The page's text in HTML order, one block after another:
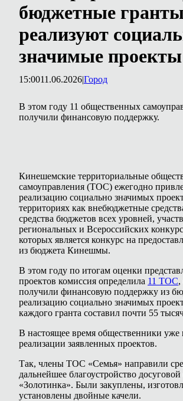
бюджетные
реализуют
значимые проекты
15:0011.06.2026|Город
В этом году 11 общественных
получили финансовую поддержку.
Кинешемские территориальные
самоуправления (ТОС) ежегодно
реализацию социально значимых
территориях как внебюджетные
средства бюджетов всех уровней,
региональных и Всероссийских
которых является конкурс на
из бюджета Кинешмы.
В этом году по итогам оценки
проектов комиссия определила 11 ТОС,
получили финансовую поддержку из
реализацию социально значимых
каждого гранта составил почти 55
В настоящее время общественники уже
реализации заявленных проектов.
Так, члены ТОС «Семья» направили
дальнейшее благоустройство
«Золотинка». Были закуплены,
установлены двойные качели.